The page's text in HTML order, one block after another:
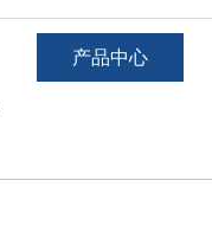
产品中心